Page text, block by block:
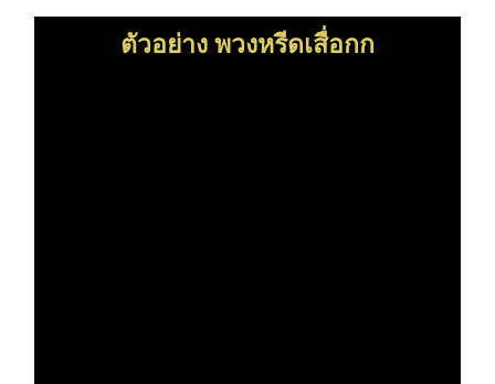
ตัวอย่าง พวงหรีดเสื่อกก